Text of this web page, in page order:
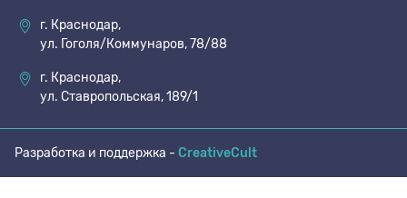
г. Краснодар,
ул. Гоголя/Коммунаров, 78/88
г. Краснодар,
ул. Ставропольская, 189/1
Разработка и поддержка - CreativeCult
Растяжитель и Очиститель
Рожки